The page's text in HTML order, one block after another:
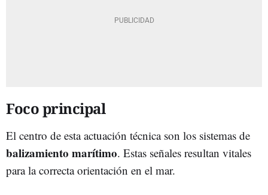
Foco principal
El centro de esta actuación técnica son los sistemas de
balizamiento marítimo. Estas señales resultan vitales
para la correcta orientación en el mar.